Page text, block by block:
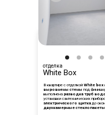
3-
отделка
White Box
В квартире с отделкой White box
выровнены стены под
выполнена разводка труб
установки сантехнических
электрического щитка до
двухкамерные стеклопакеты